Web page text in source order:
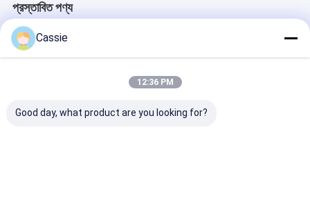
প্রস্তাবিত পণ্য
Cassie
12:36 PM
Good day, what product are you looking for?